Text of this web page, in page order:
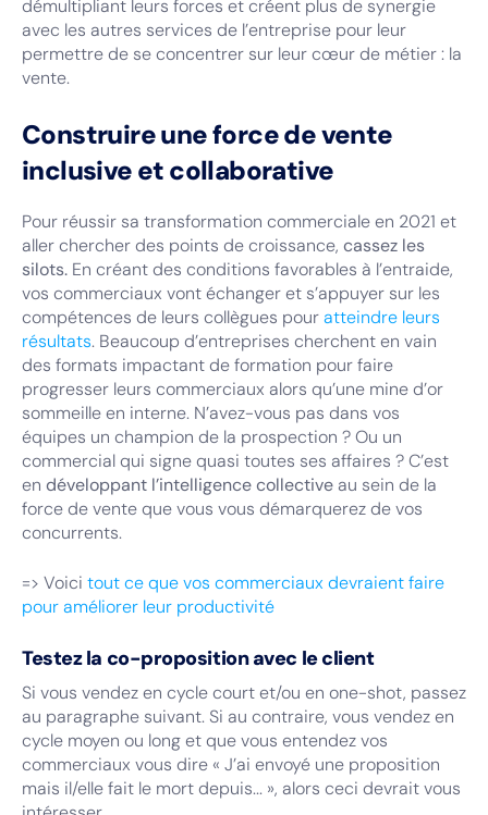
démultipliant leurs forces et créent plus de synergie
avec les autres services de l’entreprise pour leur
permettre de se concentrer sur leur cœur de métier : la
vente.
Construire une force de vente
inclusive et collaborative
Pour réussir sa transformation commerciale en 2021 et
aller chercher des points de croissance, cassez les
silots. En créant des conditions favorables à l’entraide,
vos commerciaux vont échanger et s’appuyer sur les
compétences de leurs collègues pouratteindre leurs
résultats. Beaucoup d’entreprises cherchent en vain
des formats impactant de formation pour faire
progresser leurs commerciaux alors qu’une mine d’or
sommeille en interne. N’avez-vous pas dans vos
équipes un champion de la prospection ? Ou un
commercial qui signe quasi toutes ses affaires ? C’est
en développant l’intelligence collectiveau sein de la
force de vente que vous vous démarquerez de vos
concurrents.
=> Voici tout ce que vos commerciaux devraient faire
pour améliorer leur productivité
Testez la co-proposition avec le client
Si vous vendez en cycle court et/ou en one-shot, passez
au paragraphe suivant. Si au contraire, vous vendez en
cycle moyen ou long et que vous entendez vos
commerciaux vous dire « J’ai envoyé une proposition
mais il/elle fait le mort depuis... », alors ceci devrait vous